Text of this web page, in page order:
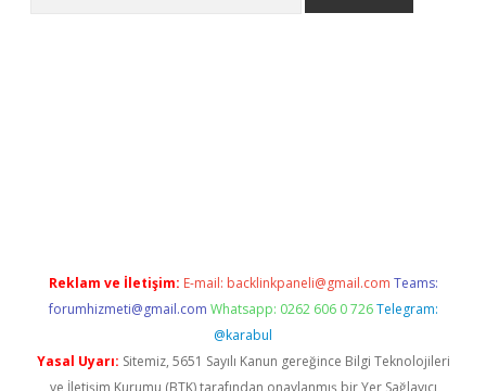
Reklam ve İletişim: E-mail: backlinkpaneli@gmail.com Teams:
forumhizmeti@gmail.com Whatsapp: 0262 606 0 726 Telegram:
@karabul
Yasal Uyarı: Sitemiz, 5651 Sayılı Kanun gereğince Bilgi Teknolojileri
ve İletişim Kurumu (BTK) tarafından onaylanmış bir Yer Sağlayıcı